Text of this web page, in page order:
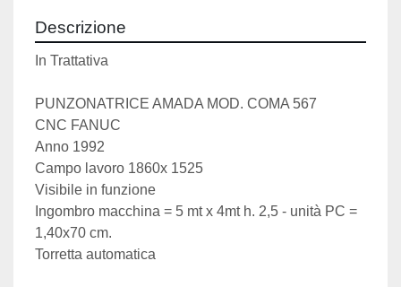
Descrizione
In Trattativa
PUNZONATRICE AMADA MOD. COMA 567
CNC FANUC
Anno 1992
Campo lavoro 1860x 1525
Visibile in funzione
Ingombro macchina = 5 mt x 4mt h. 2,5 - unità PC =
1,40x70 cm.
Torretta automatica